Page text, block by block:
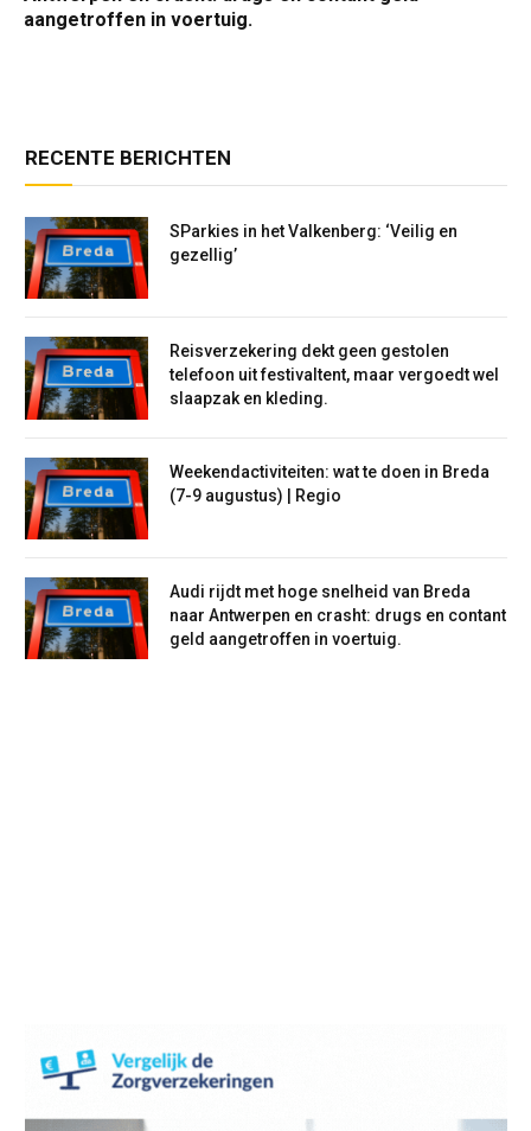
aangetroffen in voertuig.
RECENTE BERICHTEN
SParkies in het Valkenberg: ‘Veilig en
gezellig’
Reisverzekering dekt geen gestolen
telefoon uit festivaltent, maar vergoedt wel
slaapzak en kleding.
Weekendactiviteiten: wat te doen in Breda
(7-9 augustus) | Regio
Audi rijdt met hoge snelheid van Breda
naar Antwerpen en crasht: drugs en contant
geld aangetroffen in voertuig.